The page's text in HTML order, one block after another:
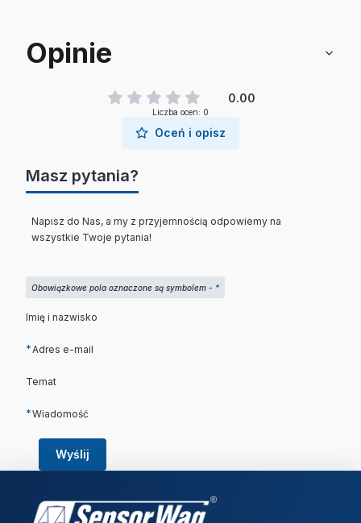
Opinie
0.00
Liczba ocen: 0
Oceń i opisz
Masz pytania?
Napisz do Nas, a my z przyjemnością odpowiemy na
wszystkie Twoje pytania!
Obowiązkowe pola oznaczone są symbolem - *
Imię i nazwisko
*Adres e-mail
Temat
*Wiadomość
Wyślij